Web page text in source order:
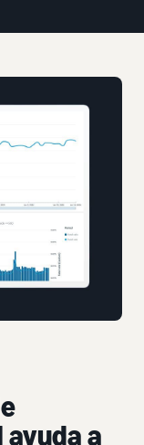
a